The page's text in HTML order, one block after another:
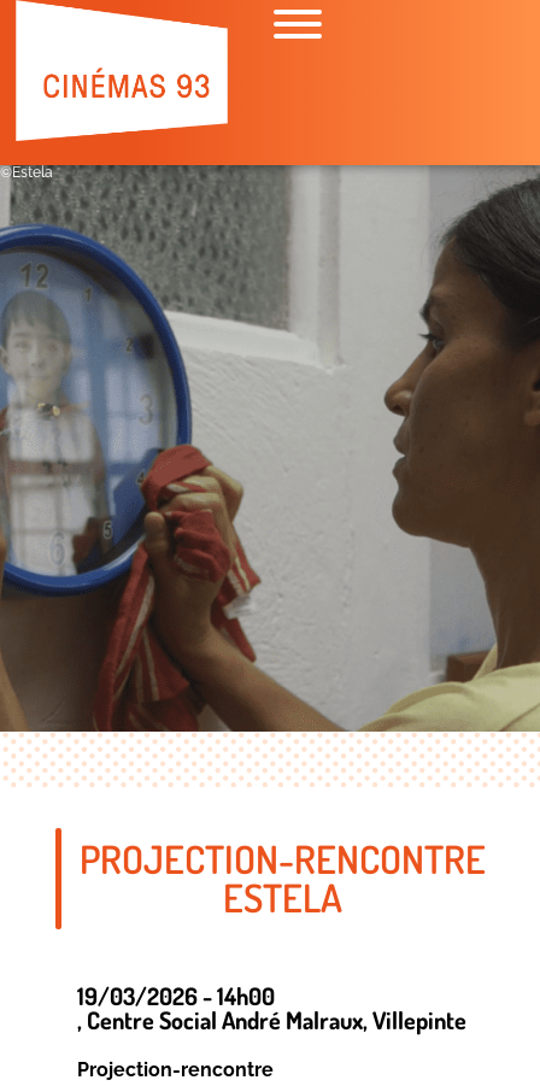
©Estela
PROJECTION-RENCONTRE
ESTELA
19/03/2026 - 14h00
, Centre Social André Malraux, Villepinte
Projection-rencontre